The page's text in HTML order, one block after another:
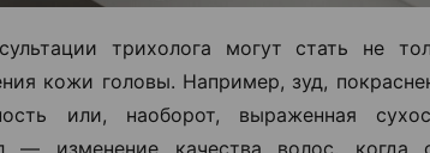
трихолога могут стать не
кожи головы. Например, зуд,
или, наоборот, выраженная